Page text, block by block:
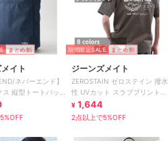
まとめ割
イト
ネバーエンド】
ス 縦型トートバッ
期間限定SALE まとめ割
ジーンズメイト
ZEROSTAIN ゼロステイン 撥水
性 UVカット スラブプリント
バックプリント Tシャツ
¥ 1,644
2点以上で5%OFF